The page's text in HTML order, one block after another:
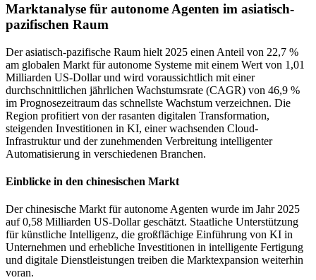
Marktanalyse für autonome Agenten im asiatisch-
pazifischen Raum
Der asiatisch-pazifische Raum hielt 2025 einen Anteil von 22,7 %
am globalen Markt für autonome Systeme mit einem Wert von 1,01
Milliarden US-Dollar und wird voraussichtlich mit einer
durchschnittlichen jährlichen Wachstumsrate (CAGR) von 46,9 %
im Prognosezeitraum das schnellste Wachstum verzeichnen. Die
Region profitiert von der rasanten digitalen Transformation,
steigenden Investitionen in KI, einer wachsenden Cloud-
Infrastruktur und der zunehmenden Verbreitung intelligenter
Automatisierung in verschiedenen Branchen.
Einblicke in den chinesischen Markt
Der chinesische Markt für autonome Agenten wurde im Jahr 2025
auf 0,58 Milliarden US-Dollar geschätzt. Staatliche Unterstützung
für künstliche Intelligenz, die großflächige Einführung von KI in
Unternehmen und erhebliche Investitionen in intelligente Fertigung
und digitale Dienstleistungen treiben die Marktexpansion weiterhin
voran.